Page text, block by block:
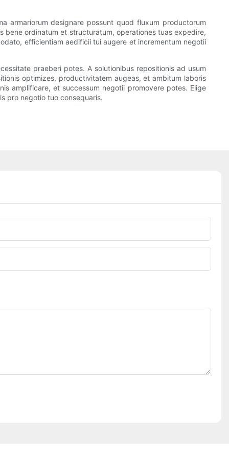
armariorum designare possunt quod fluxum productorum
ordinatum et structuratum, operationes tuas expedire,
efficientiam aedificii tui augere et incrementum negotii
praeberi potes. A solutionibus repositionis ad usum
optimizes, productivitatem augeas, et ambitum laboris
amplificare, et successum negotii promovere potes. Elige
pro negotio tuo consequaris.